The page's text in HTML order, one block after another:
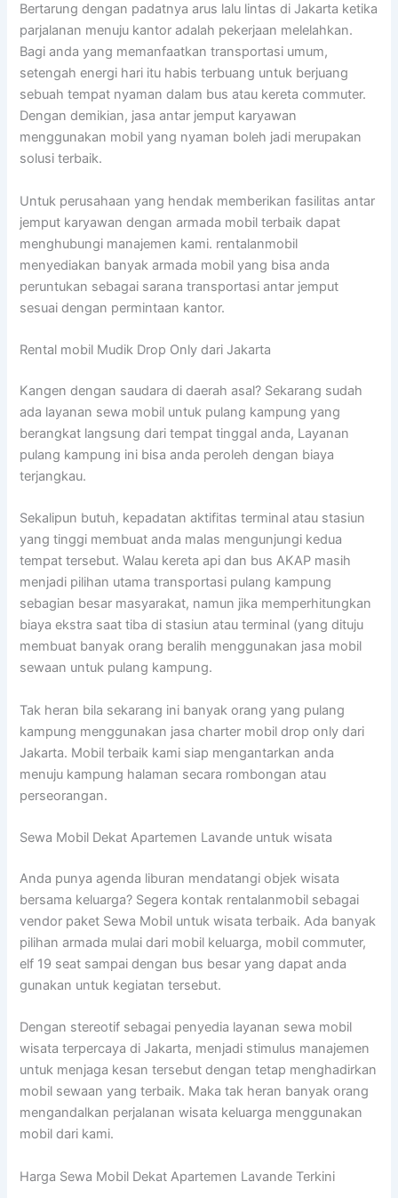
Bertarung dengan padatnya arus lalu lintas di Jakarta ketika
parjalanan menuju kantor adalah pekerjaan melelahkan.
Bagi anda yang memanfaatkan transportasi umum,
setengah energi hari itu habis terbuang untuk berjuang
sebuah tempat nyaman dalam bus atau kereta commuter.
Dengan demikian, jasa antar jemput karyawan
menggunakan mobil yang nyaman boleh jadi merupakan
solusi terbaik.
Untuk perusahaan yang hendak memberikan fasilitas antar
jemput karyawan dengan armada mobil terbaik dapat
menghubungi manajemen kami. rentalanmobil
menyediakan banyak armada mobil yang bisa anda
peruntukan sebagai sarana transportasi antar jemput
sesuai dengan permintaan kantor.
Rental mobil Mudik Drop Only dari Jakarta
Kangen dengan saudara di daerah asal? Sekarang sudah
ada layanan sewa mobil untuk pulang kampung yang
berangkat langsung dari tempat tinggal anda, Layanan
pulang kampung ini bisa anda peroleh dengan biaya
terjangkau.
Sekalipun butuh, kepadatan aktifitas terminal atau stasiun
yang tinggi membuat anda malas mengunjungi kedua
tempat tersebut. Walau kereta api dan bus AKAP masih
menjadi pilihan utama transportasi pulang kampung
sebagian besar masyarakat, namun jika memperhitungkan
biaya ekstra saat tiba di stasiun atau terminal (yang dituju
membuat banyak orang beralih menggunakan jasa mobil
sewaan untuk pulang kampung.
Tak heran bila sekarang ini banyak orang yang pulang
kampung menggunakan jasa charter mobil drop only dari
Jakarta. Mobil terbaik kami siap mengantarkan anda
menuju kampung halaman secara rombongan atau
perseorangan.
Sewa Mobil Dekat Apartemen Lavande untuk wisata
Anda punya agenda liburan mendatangi objek wisata
bersama keluarga? Segera kontak rentalanmobil sebagai
vendor paket Sewa Mobil untuk wisata terbaik. Ada banyak
pilihan armada mulai dari mobil keluarga, mobil commuter,
elf 19 seat sampai dengan bus besar yang dapat anda
gunakan untuk kegiatan tersebut.
Dengan stereotif sebagai penyedia layanan sewa mobil
wisata terpercaya di Jakarta, menjadi stimulus manajemen
untuk menjaga kesan tersebut dengan tetap menghadirkan
mobil sewaan yang terbaik. Maka tak heran banyak orang
mengandalkan perjalanan wisata keluarga menggunakan
mobil dari kami.
Harga Sewa Mobil Dekat Apartemen Lavande Terkini